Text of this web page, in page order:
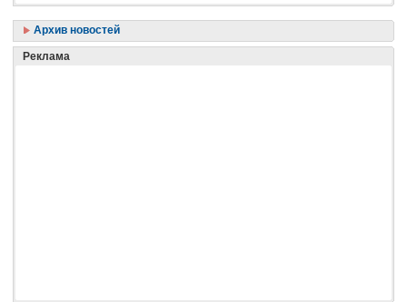
Архив новостей
Реклама